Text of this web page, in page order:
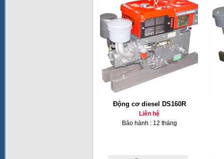
Động cơ diesel DS160R
Liên hệ
Bảo hành : 12 tháng